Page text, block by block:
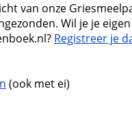
van onze
Wil je je
Registreer je
(ook met ei)